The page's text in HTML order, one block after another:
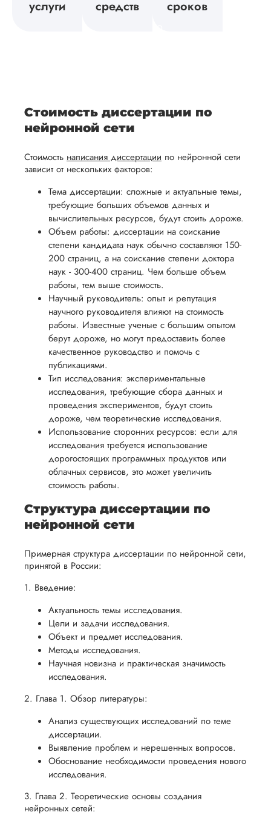
а также
темы.
готовы
предоставить
в
подготовке
презентации
и речи
перед
защитой.
Наша
цель -
обеспечить
вам
уверенность
в своей
работе и
помочь
вам
успешно
пройти
процесс
защиты
научной
работы.
услуги средств
возврат
и
проведения
проверки
работы,
установленная
сумма
будет
возвращена
заказчику.
стремимся
осуществлять
процесс
возврата
способом,
удобным
для вас,
разумные
сроки
после
утверждения
запроса
возврат.
сроков
Мы
работы. В
начале
сотрудничества
мы
и
договоримся
о сроках
выполнения,
чтобы
учесть
все
аспекты
написания
работы.
Стоимость диссертации по
нейронной сети
Стоимость написания диссертации по нейронной сети
зависит от нескольких факторов:
Тема диссертации: сложные и актуальные темы,
требующие больших объемов данных и
вычислительных ресурсов, будут стоить дороже.
Объем работы: диссертации на соискание
степени кандидата наук обычно составляют 150-
200 страниц, а на соискание степени доктора
наук - 300-400 страниц. Чем больше объем
работы, тем выше стоимость.
Научный руководитель: опыт и репутация
научного руководителя влияют на стоимость
работы. Известные ученые с большим опытом
берут дороже, но могут предоставить более
качественное руководство и помочь с
публикациями.
Тип исследования: экспериментальные
исследования, требующие сбора данных и
проведения экспериментов, будут стоить
дороже, чем теоретические исследования.
Использование сторонних ресурсов: если для
исследования требуется использование
дорогостоящих программных продуктов или
облачных сервисов, это может увеличить
стоимость работы.
Структура диссертации по
нейронной сети
Примерная структура диссертации по нейронной сети,
принятой в России:
1. Введение:
Актуальность темы исследования.
Цели и задачи исследования.
Объект и предмет исследования.
Методы исследования.
Научная новизна и практическая значимость
исследования.
2. Глава 1. Обзор литературы:
Анализ существующих исследований по теме
диссертации.
Выявление проблем и нерешенных вопросов.
Обоснование необходимости проведения нового
исследования.
3. Глава 2. Теоретические основы создания
нейронных сетей: